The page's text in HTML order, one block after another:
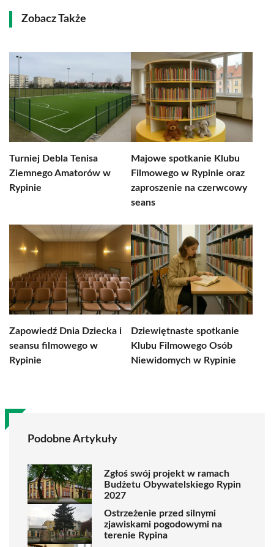
Zobacz Także
Turniej Debla Tenisa
Ziemnego Amatorów w
Rypinie
Majowe spotkanie Klubu
Filmowego w Rypinie oraz
zaproszenie na czerwcowy
seans
Zapowiedź Dnia Dziecka i
seansu filmowego w
Rypinie
Dziewiętnaste spotkanie
Klubu Filmowego Osób
Niewidomych w Rypinie
Podobne Artykuły
Zgłoś swój projekt w ramach
Budżetu Obywatelskiego Rypin
2027
Ostrzeżenie przed silnymi
zjawiskami pogodowymi na
terenie Rypina